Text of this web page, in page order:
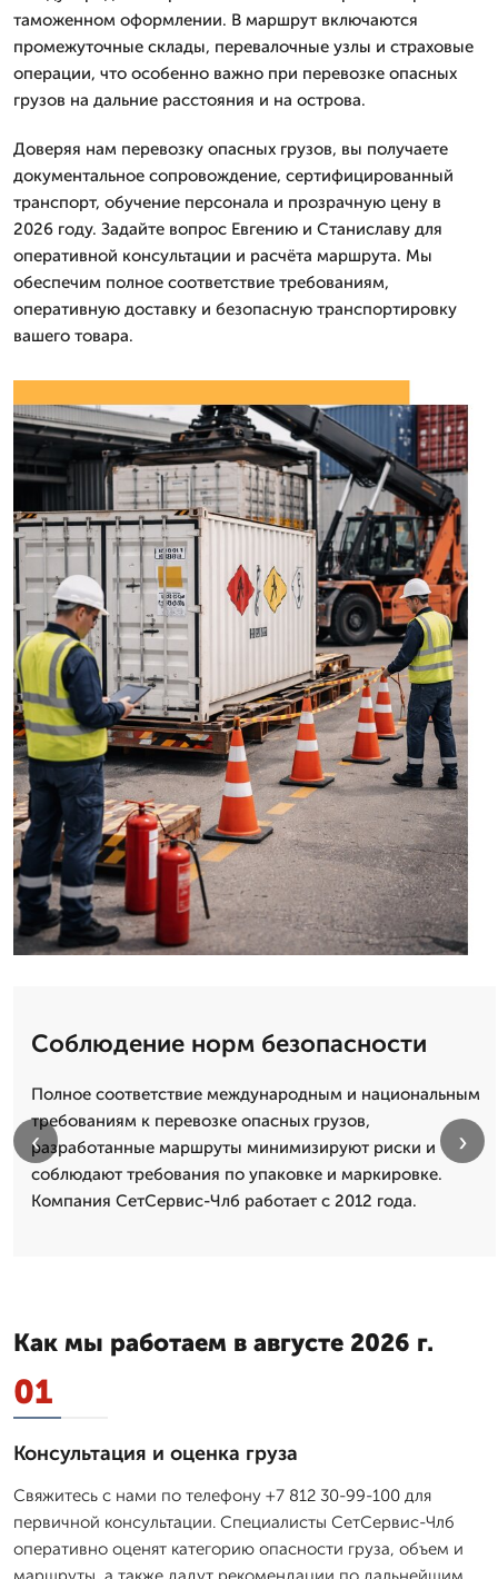
таможенном оформлении. В маршрут включаются
промежуточные склады, перевалочные узлы и страховые
операции, что особенно важно при перевозке опасных
грузов на дальние расстояния и на острова.
Доверяя нам перевозку опасных грузов, вы получаете
документальное сопровождение, сертифицированный
транспорт, обучение персонала и прозрачную цену в
2026 году. Задайте вопрос Евгению и Станиславу для
оперативной консультации и расчёта маршрута. Мы
обеспечим полное соответствие требованиям,
оперативную доставку и безопасную транспортировку
вашего товара.
Соблюдение норм безопасности
Полное соответствие международным и национальным
требованиям к перевозке опасных грузов,
разработанные маршруты минимизируют риски и
соблюдают требования по упаковке и маркировке.
Компания СетСервис-Члб работает с 2012 года.
‹ ›
Как мы работаем в августе 2026 г.
01
Консультация и оценка груза
Свяжитесь с нами по телефону +7 812 30-99-100 для
первичной консультации. Специалисты СетСервис-Члб
оперативно оценят категорию опасности груза, объем и